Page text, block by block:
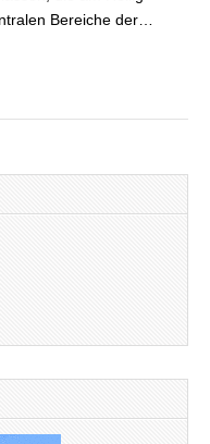
Bereiche der…